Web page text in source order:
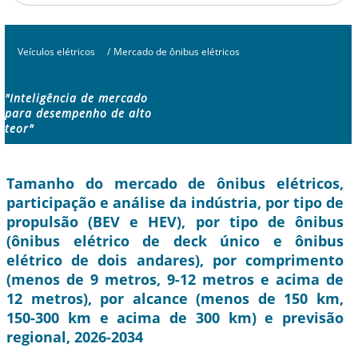
Veículos elétricos / Mercado de ônibus elétricos
"Inteligência de mercado
para desempenho de alto
teor"
Tamanho do mercado de ônibus elétricos,
participação e análise da indústria, por tipo de
propulsão (BEV e HEV), por tipo de ônibus
(ônibus elétrico de deck único e ônibus
elétrico de dois andares), por comprimento
(menos de 9 metros, 9-12 metros e acima de
12 metros), por alcance (menos de 150 km,
150-300 km e acima de 300 km) e previsão
regional, 2026-2034